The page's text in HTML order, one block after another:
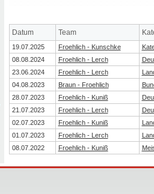
Datum Team
19.07.2025 Froehlich - Kunschke
08.08.2024
Froehlich - Lerch
23.06.2024
Froehlich - Lerch
04.08.2023
Braun - Froehlich
28.07.2023
Froehlich - Kuniß
21.07.2023
Froehlich - Lerch
02.07.2023
Froehlich - Kuniß
01.07.2023
Froehlich - Lerch
08.07.2022
Froehlich - Kuniß